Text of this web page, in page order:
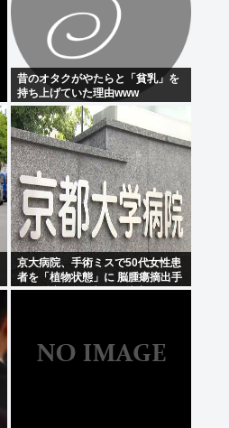
昔のオタクがやたらと「貧乳」を
持ち上げていた理由www
京大病院、手術ミスで50代女性患
者を「植物状態」に 脳腫瘍摘出手
術で腫瘍の無い部位を摘出してし